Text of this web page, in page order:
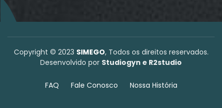
Copyright © 2023 SIMEGO, Todos os direitos reservados.
Desenvolvido por Studiogyn e R2studio
FAQ Fale Conosco Nossa História